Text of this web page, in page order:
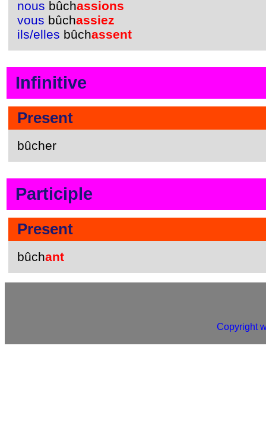
nous bûchassions
vous bûchassiez
ils/elles bûchassent
Infinitive
Present
bûcher
Participle
Present
bûchant
Copyright